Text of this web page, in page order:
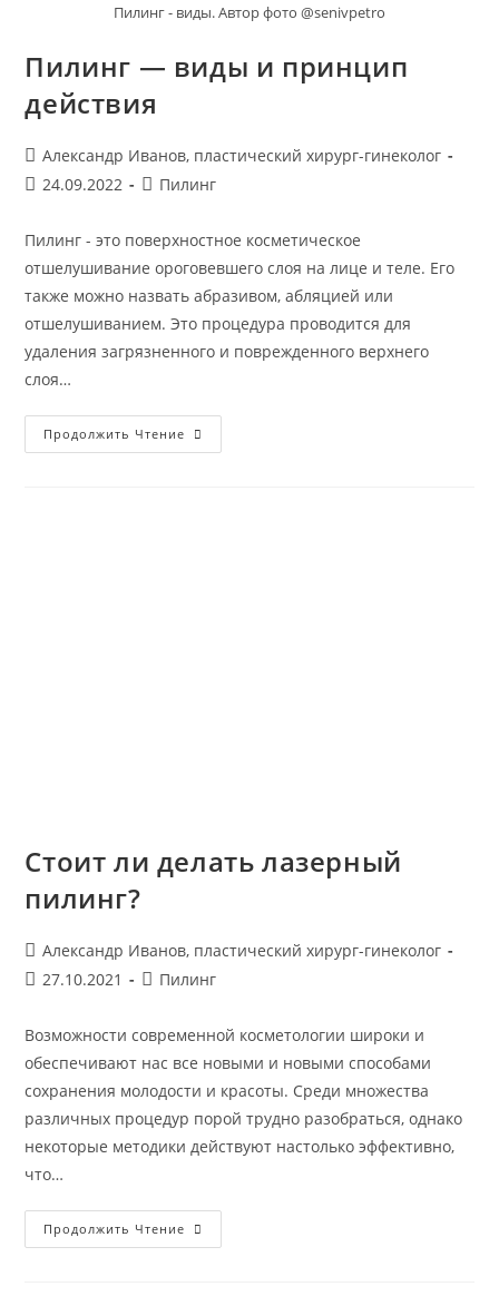
Пилинг - виды. Автор фото @senivpetro
Пилинг — виды и принцип
действия
Автор
записи:
Александр Иванов, пластический хирург-гинеколог
Запись
24.09.2022
Рубрика
Пилинг
Пилинг - это поверхностное косметическое
отшелушивание ороговевшего слоя на лице и теле. Его
также можно назвать абразивом, абляцией или
отшелушиванием. Это процедура проводится для
удаления загрязненного и поврежденного верхнего
слоя…
Продолжить Чтение Пилинг
—
Стоит ли делать лазерный
пилинг?
Автор
записи:
Александр Иванов, пластический хирург-гинеколог
Запись
27.10.2021
Рубрика
Пилинг
Возможности современной косметологии широки и
обеспечивают нас все новыми и новыми способами
сохранения молодости и красоты. Среди множества
различных процедур порой трудно разобраться, однако
некоторые методики действуют настолько эффективно,
что…
Продолжить Чтение Стоит
Ли